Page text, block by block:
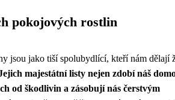
pokojových rostlin
jsou jako tiší spolubydlící, kteří nám dělají
majestátní listy nejen zdobí náš
od škodlivin a zásobují nás čerstvým